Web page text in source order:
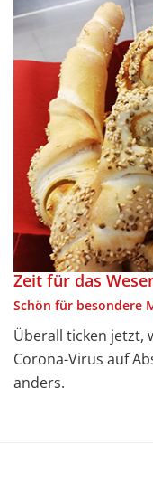
Zeit für das
Schön für besondere
Überall ticken jetzt,
Corona-Virus auf
anders.